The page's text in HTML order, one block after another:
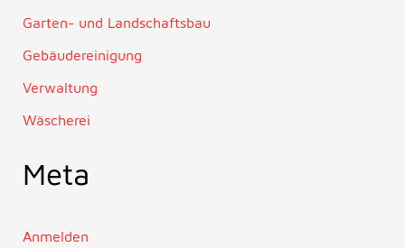
Garten- und Landschaftsbau
Gebäudereinigung
Verwaltung
Wäscherei
Meta
Anmelden